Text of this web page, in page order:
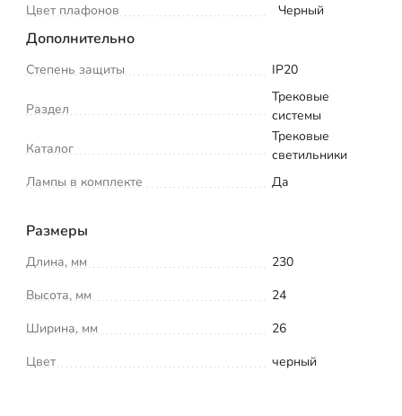
Цвет плафонов
Черный
Дополнительно
Степень защиты IP20
Раздел
Трековые
системы
Каталог
Трековые
светильники
Лампы в комплекте
Да
Размеры
Длина, мм
230
Высота, мм
24
Ширина, мм
26
Цвет
черный